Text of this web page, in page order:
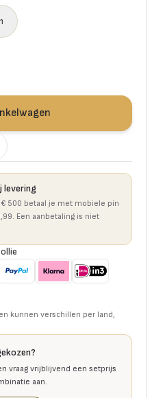
levering
500 betaal je met mobiele pin
Een aanbetaling is niet
kunnen verschillen per land,
vraag vrijblijvend een setprijs
aan.